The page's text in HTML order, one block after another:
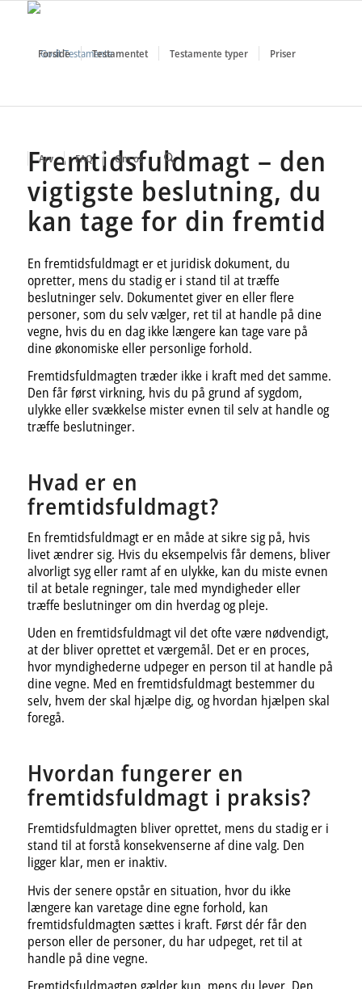
Forside Testamentet Testamente typer Priser
Arv FAQ Om os
Fremtidsfuldmagt – den
vigtigste beslutning, du
kan tage for din fremtid
En fremtidsfuldmagt er et juridisk dokument, du
opretter, mens du stadig er i stand til at træffe
beslutninger selv. Dokumentet giver en eller flere
personer, som du selv vælger, ret til at handle på dine
vegne, hvis du en dag ikke længere kan tage vare på
dine økonomiske eller personlige forhold.
Fremtidsfuldmagten træder ikke i kraft med det samme.
Den får først virkning, hvis du på grund af sygdom,
ulykke eller svækkelse mister evnen til selv at handle og
træffe beslutninger.
Hvad er en
fremtidsfuldmagt?
En fremtidsfuldmagt er en måde at sikre sig på, hvis
livet ændrer sig. Hvis du eksempelvis får demens, bliver
alvorligt syg eller ramt af en ulykke, kan du miste evnen
til at betale regninger, tale med myndigheder eller
træffe beslutninger om din hverdag og pleje.
Uden en fremtidsfuldmagt vil det ofte være nødvendigt,
at der bliver oprettet et værgemål. Det er en proces,
hvor myndighederne udpeger en person til at handle på
dine vegne. Med en fremtidsfuldmagt bestemmer du
selv, hvem der skal hjælpe dig, og hvordan hjælpen skal
foregå.
Hvordan fungerer en
fremtidsfuldmagt i praksis?
Fremtidsfuldmagten bliver oprettet, mens du stadig er i
stand til at forstå konsekvenserne af dine valg. Den
ligger klar, men er inaktiv.
Hvis der senere opstår en situation, hvor du ikke
længere kan varetage dine egne forhold, kan
fremtidsfuldmagten sættes i kraft. Først dér får den
person eller de personer, du har udpeget, ret til at
handle på dine vegne.